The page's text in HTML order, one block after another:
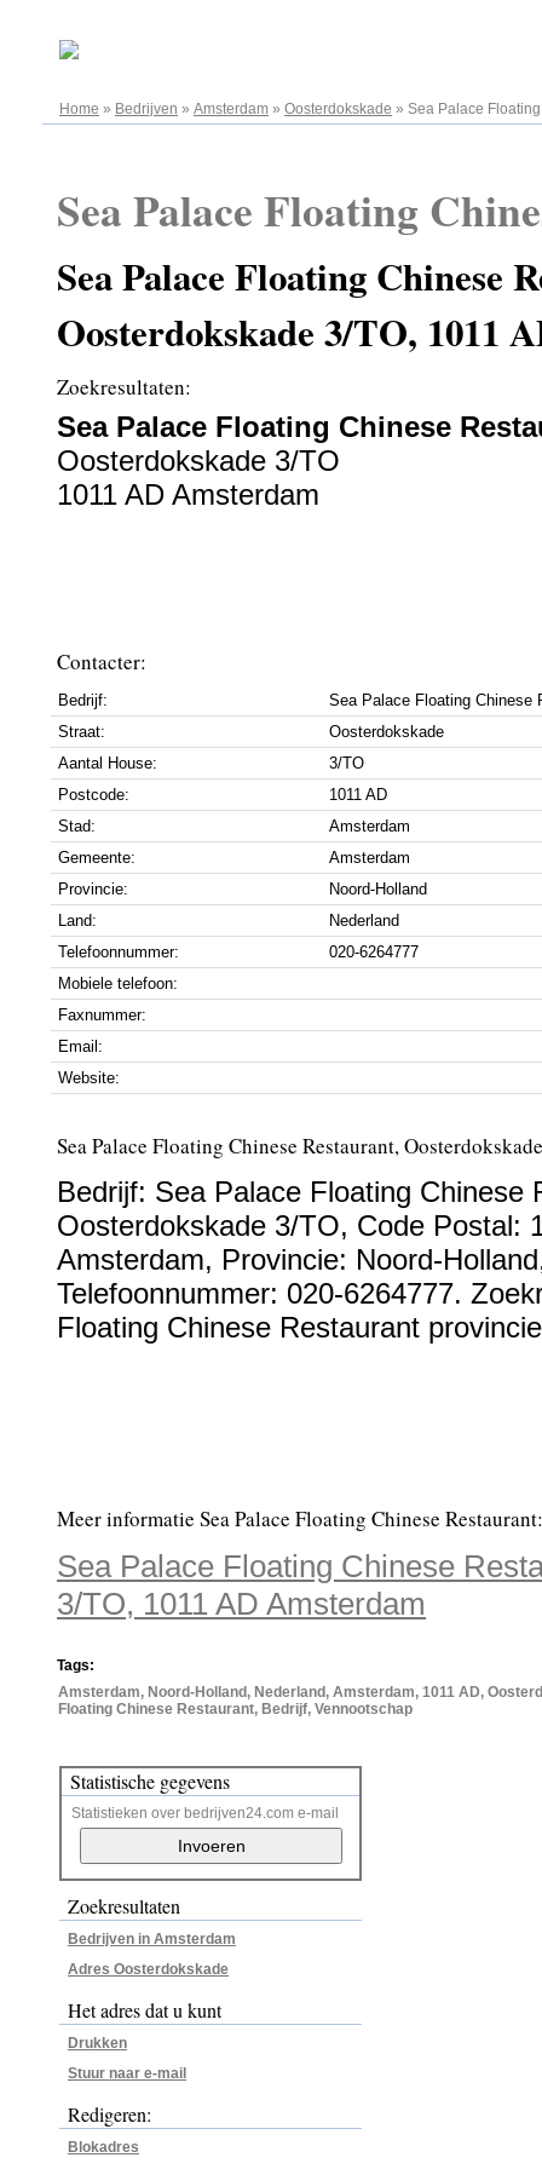
Home » Bedrijven » Amsterdam » Oosterdokskade » Sea Palace
Sea Palace Floating
Sea Palace Floating Chinese
Oosterdokskade 3/TO, 1011
Zoekresultaten:
Sea Palace Floating Chinese
Oosterdokskade 3/TO
1011 AD Amsterdam
Contacter:
Bedrijf:
Sea Palace Floating Chinese
Straat:
Oosterdokskade
Aantal House:
3/TO
Postcode:
1011 AD
Stad:
Amsterdam
Gemeente:
Amsterdam
Provincie:
Noord-Holland
Land:
Nederland
Telefoonnummer:
020-6264777
Mobiele telefoon:
Faxnummer:
Email:
Website:
Sea Palace Floating Chinese Restaurant,
Bedrijf: Sea Palace Floating Chinese
Oosterdokskade 3/TO, Code Postal:
Amsterdam, Provincie: Noord-Holland
Telefoonnummer: 020-6264777.
Floating Chinese Restaurant
Meer informatie Sea Palace Floating Chinese Restaurant:
Sea Palace Floating Chinese
3/TO, 1011 AD Amsterdam
Tags:
Amsterdam, Noord-Holland, Nederland, Amsterdam, 1011 AD,
Floating Chinese Restaurant, Bedrijf, Vennootschap
Statistische gegevens
Statistieken over bedrijven24.com e-mail
Zoekresultaten
Bedrijven in Amsterdam
Adres Oosterdokskade
Het adres dat u kunt
Drukken
Stuur naar e-mail
Redigeren:
Blokadres